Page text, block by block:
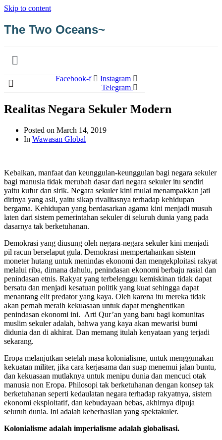
Skip to content
The Two Oceans~
Facebook-f
Instagram
Telegram
Realitas Negara Sekuler Modern
Posted on March 14, 2019
In Wawasan Global
Kebaikan, manfaat dan keunggulan-keunggulan bagi negara sekuler
bagi manusia tidak merubah dasar dari negara sekuler itu sendiri
yaitu kufur dan sirik. Negara sekuler kini mulai menampakkan jati
dirinya yang asli, yaitu sikap rivalitasnya terhadap kehidupan
bergama. Kehidupan yang berdasarkan agama kini menjadi musuh
laten dari sistem pemerintahan sekuler di seluruh dunia yang pada
dasarnya tak berketuhanan.
Demokrasi yang diusung oleh negara-negara sekuler kini menjadi
pil racun berselaput gula. Demokrasi mempertahankan sistem
moneter hutang untuk menindas ekonomi dan mengekploitasi rakyat
melalui riba, dimana dahulu, penindasan ekonomi berbaju rasial dan
penindasan etnis. Rakyat yang terbelenggu kemiskinan tidak dapat
bersatu dan menjadi kesatuan politik yang kuat sehingga dapat
menantang elit predator yang kaya. Oleh karena itu mereka tidak
akan pernah meraih kekuasaan untuk dapat menghentikan
penindasan ekonomi ini. Arti Qur’an yang baru bagi komunitas
muslim sekuler adalah, bahwa yang kaya akan mewarisi bumi
didunia dan di akhirat. Dan memang itulah kenyataan yang terjadi
sekarang.
Eropa melanjutkan setelah masa kolonialisme, untuk menggunakan
kekuatan militer, jika cara kerjasama dan suap menemui jalan buntu,
dan kekuasaan mutlaknya untuk menipu dunia dan mencuci otak
manusia non Eropa. Philosopi tak berketuhanan dengan konsep tak
berketuhanan seperti kedaulatan negara terhadap rakyatnya, sistem
ekonomi eksploitatif, dan kebudayaan bebas, akhirnya dipuja
seluruh dunia. Ini adalah keberhasilan yang spektakuler.
Kolonialisme adalah imperialisme adalah globalisasi.